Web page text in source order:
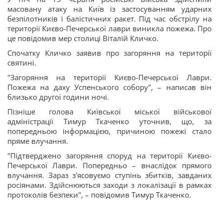
масовану атаку на Київ із застосуванням ударних
безпілотників і балістичних ракет. Під час обстрілу на
території Києво-Печерської лаври виникла пожежа. Про
це повідомив мер столиці Віталій Кличко.
Спочатку Кличко заявив про загоряння на території
святині.
"Загоряння на території Києво-Печерської Лаври.
Пожежа на даху Успенського собору", – написав він
близько другої години ночі.
Пізніше голова Київської міської військової
адміністрації Тимур Ткаченко уточнив, що, за
попередньою інформацією, причиною пожежі стало
пряме влучання.
"Підтверджено загоряння споруд на території Києво-
Печерської Лаври. Попередньо – внаслідок прямого
влучання. Зараз з'ясовуємо ступінь збитків, завданих
росіянами. Здійснюються заходи з локалізації в рамках
протоколів безпеки", – повідомив Тимур Ткаченко.